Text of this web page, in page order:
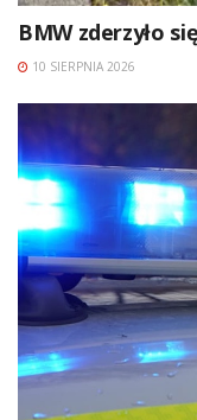
BMW zderzyło
10 SIERPNIA 2026